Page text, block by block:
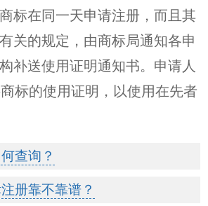
标在同一天申请注册，而且其
关的规定，由商标局通知各申
补送使用证明通知书。申请人
标的使用证明，以使用在先者
查询？
册靠不靠谱？